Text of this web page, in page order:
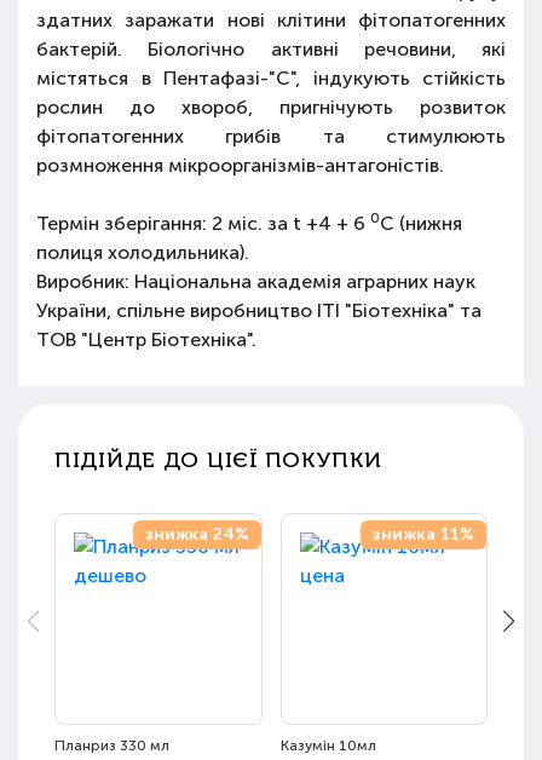
здатних заражати нові клітини фітопатогенних
бактерій. Біологічно активні речовини, які
містяться в Пентафазі-"С", індукують стійкість
рослин до хвороб, пригнічують розвиток
фітопатогенних грибів та стимулюють
розмноження мікроорганізмів-антагоністів.
Термін зберігання: 2 міс. за t +4 + 6 0C (нижня
полиця холодильника).
Виробник: Національна академія аграрних наук
України, спільне виробництво ІТІ "Біотехніка" та
ТОВ "Центр Біотехніка".
ПІДІЙДЕ ДО ЦІЄЇ ПОКУПКИ
знижка 24%
Планриз 330 мл
знижка 11%
Казумін 10мл